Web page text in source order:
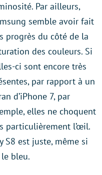
Par ailleurs,
semble avoir fait
progrès du côté de la
des couleurs. Si
ci sont encore très
par rapport à un
d’iPhone 7, par
elles ne choquent
particulièrement l’œil.
S8 est juste, même si
bleu.